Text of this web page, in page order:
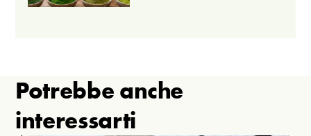
Potrebbe anche
interessarti